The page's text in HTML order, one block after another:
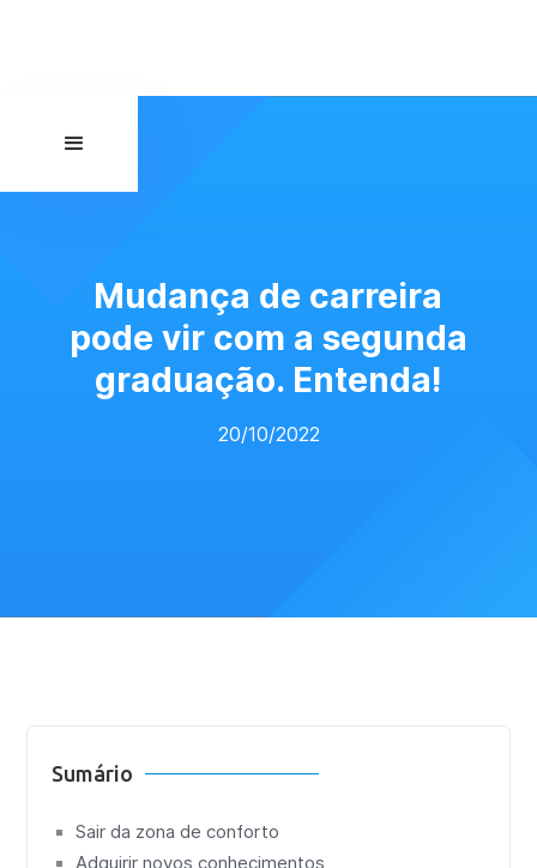
Mudança de carreira
pode vir com a segunda
graduação. Entenda!
20/10/2022
Sumário
Sair da zona de conforto
Adquirir novos conhecimentos